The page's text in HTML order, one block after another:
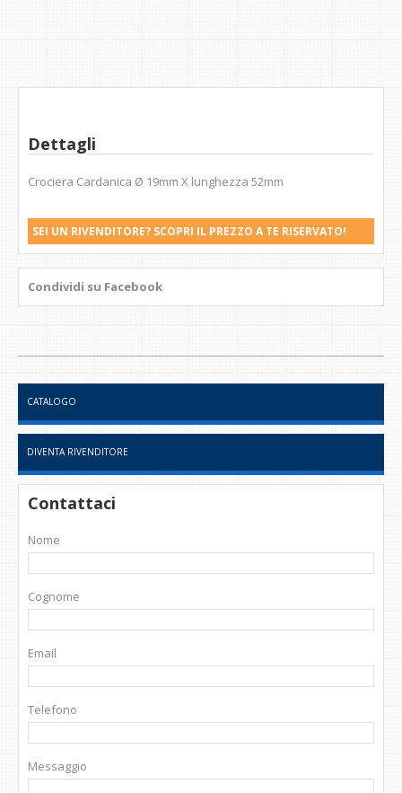
Dettagli
Crociera Cardanica Ø 19mm X lunghezza 52mm
SEI UN RIVENDITORE? SCOPRI IL PREZZO A TE RISERVATO!
Condividi su Facebook
CATALOGO
DIVENTA RIVENDITORE
Contattaci
Nome
Cognome
Email
Telefono
Messaggio